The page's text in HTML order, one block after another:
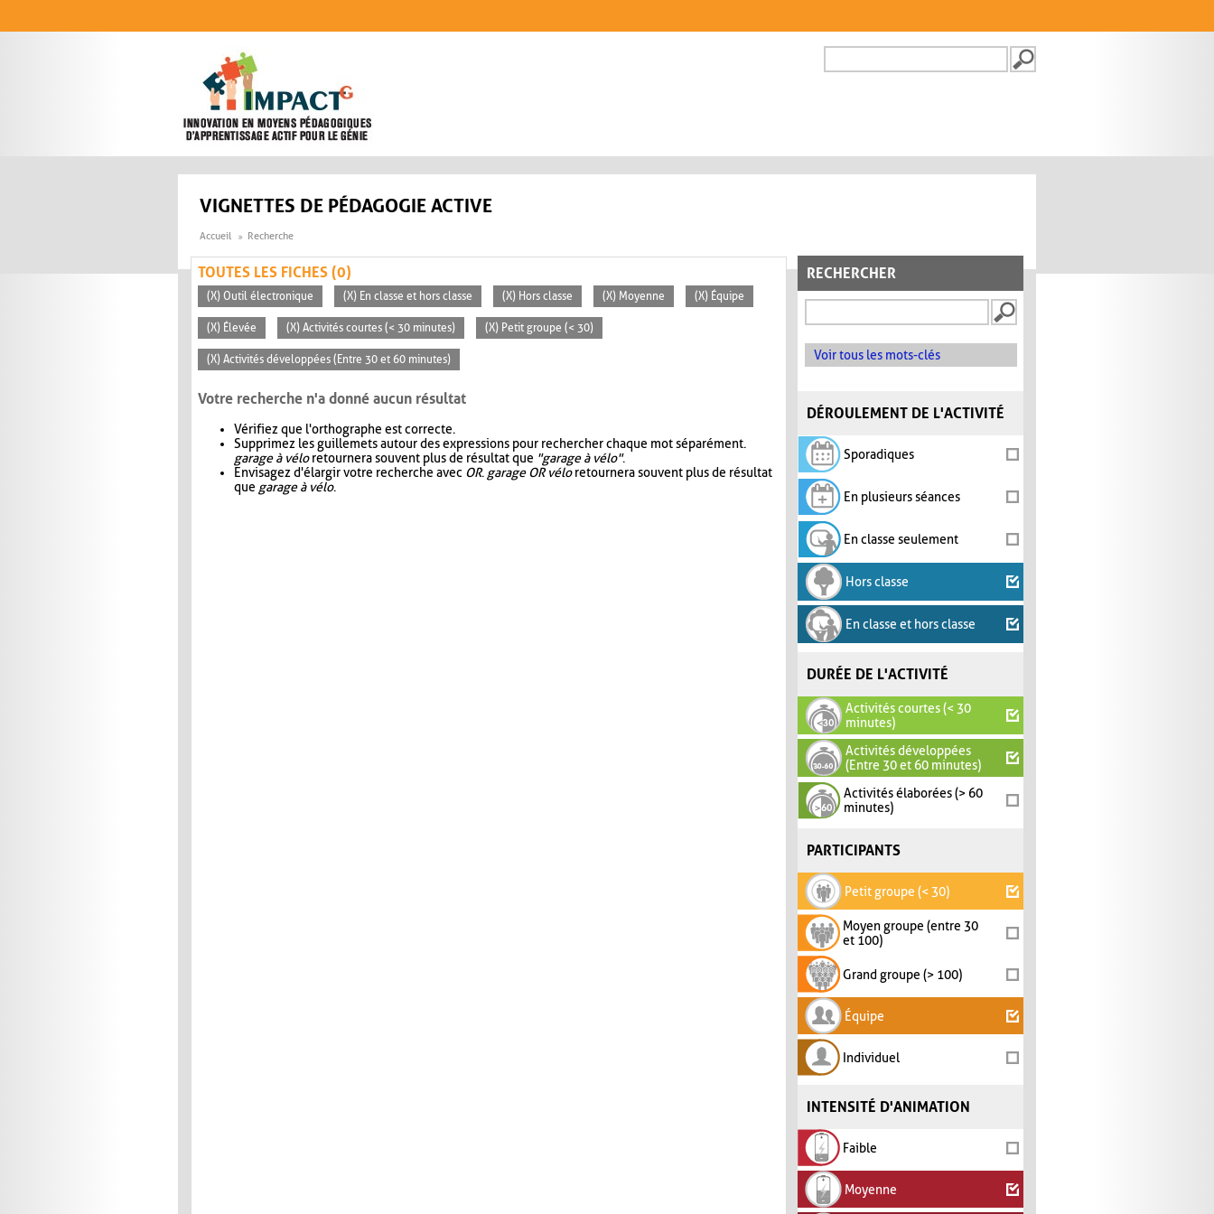
FORMULAIRE DE
VIGNETTES DE PÉDAGOGIE ACTIVE
Accueil Recherche
RECHERCHER
Voir tous les mots-clés
DÉROULEMENT DE L'ACTIVITÉ
Sporadiques
En plusieurs séances
En classe seulement
Hors classe
En classe et hors classe
DURÉE DE L'ACTIVITÉ
Activités courtes (< 30
minutes)
Activités développées
(Entre 30 et 60 minutes)
Activités élaborées (> 60
minutes)
PARTICIPANTS
Petit groupe (< 30)
Moyen groupe (entre 30
et 100)
Grand groupe (> 100)
Équipe
Individuel
INTENSITÉ D'ANIMATION
Faible
Moyenne
TOUTES LES FICHES (0)
(X) Outil électronique (X) En classe et hors classe (X) Hors classe (X) Moyenne (X) Équipe
(X) Élevée (X) Activités courtes (< 30 minutes) (X) Petit groupe (< 30)
(X) Activités développées (Entre 30 et 60 minutes)
Votre recherche n'a donné aucun résultat
Vérifiez que l'orthographe est correcte.
Supprimez les guillemets autour des expressions pour rechercher chaque mot séparément.
garage à véloretournera souvent plus de résultat que "garage à vélo".
Envisagez d'élargir votre recherche avec OR. garage OR véloretournera souvent plus de résultat
que garage à vélo.